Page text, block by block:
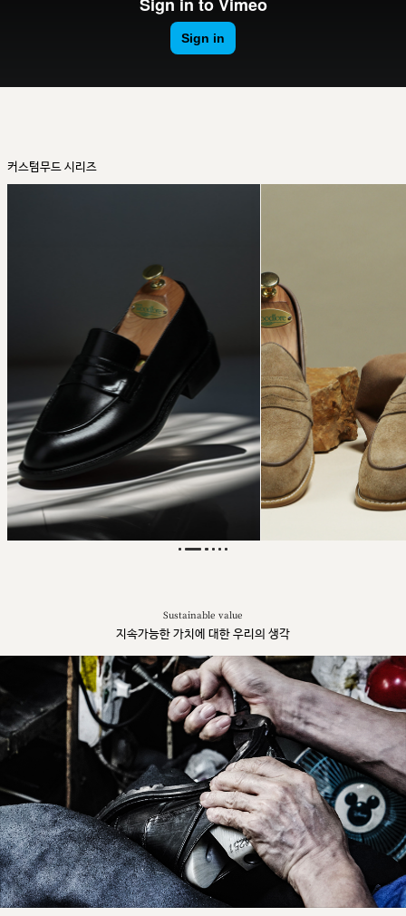
커스텀무드 시리즈
Sustainable value
지속가능한 가치에 대한 우리의 생각